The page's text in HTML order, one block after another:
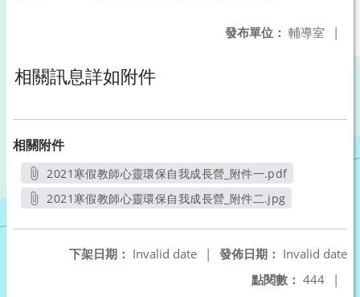
發布單位： 輔導室 |
相關訊息詳如附件
相關附件
2021寒假教師心靈環保自我成長營_附件一.pdf
另開新視窗
2021寒假教師心靈環保自我成長營_附件二.jpg
發佈日期： Invalid date
下架日期： Invalid date
|
點閱數： 444 |